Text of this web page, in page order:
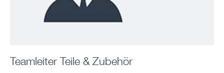
Teamleiter Teile & Zubehör